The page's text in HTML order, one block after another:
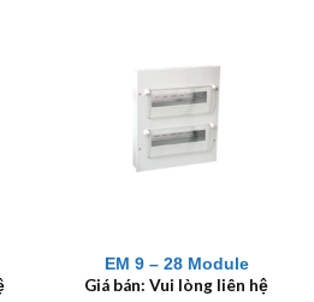
EM 9 – 28 Module
Giá bán: Vui lòng liên hệ